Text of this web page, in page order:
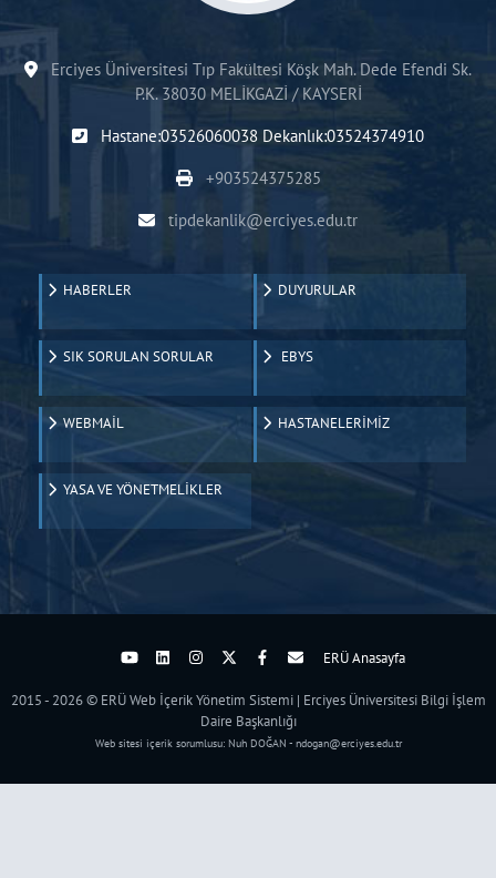
Erciyes Üniversitesi Tıp Fakültesi Köşk Mah. Dede Efendi Sk.
P.K. 38030 MELİKGAZİ / KAYSERİ
Hastane:03526060038 Dekanlık:03524374910
+903524375285
tipdekanlik@erciyes.edu.tr
HABERLER DUYURULAR
SIK SORULAN SORULAR EBYS
WEBMAİL HASTANELERİMİZ
YASA VE YÖNETMELİKLER
ERÜ Anasayfa
2015 - 2026 © ERÜ Web İçerik Yönetim Sistemi | Erciyes Üniversitesi Bilgi İşlem
Daire Başkanlığı
Web sitesi içerik sorumlusu: Nuh DOĞAN - ndogan@erciyes.edu.tr